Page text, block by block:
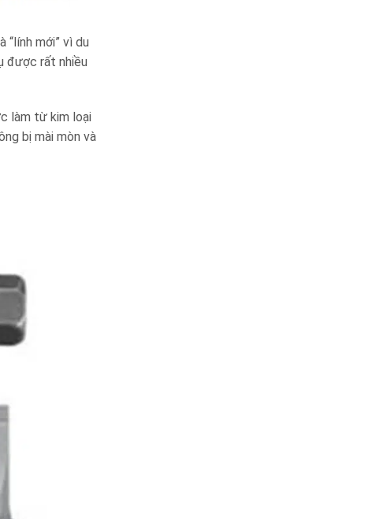
mới” vì du
được rất nhiều
làm từ kim loại
bị mài mòn và